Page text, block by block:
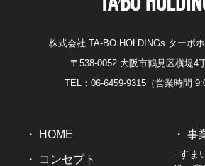
株式会社 TA-BO HOLDINGs ターボ
〒538-0052 大阪市鶴見区横堤4
TEL：06-6459-9315（営業時間
HOME
コンセプト
事
- すま